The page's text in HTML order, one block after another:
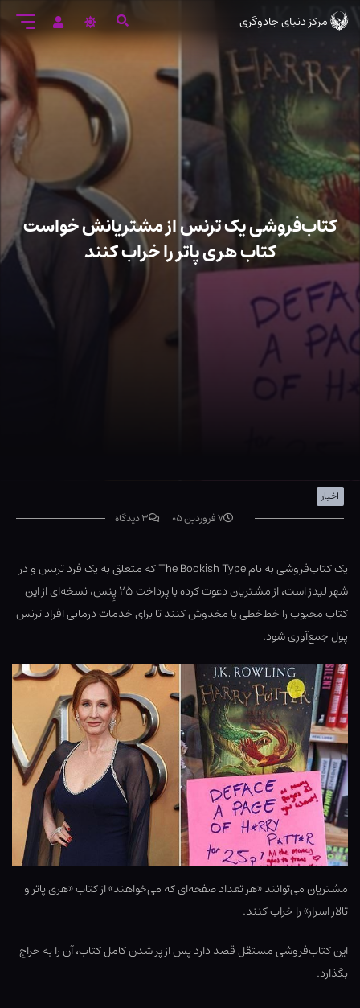
ورود
متن
اصلی
مرکز دنیای جادوگری
کتاب‌فروشی یک ترنس از مشتریانش خواست
کتاب هری پاتر را خراب کنند
اخبار
۷ فروردین ۰۵
۳ دیدگاه
یک کتاب‌فروشی به نام The Bookish Type که متعلق به یک فرد ترنس و در
شهر لیدز است، از مشتریان دعوت کرده با پرداخت ۲۵ پِنس، نسخه‌ای از این
کتاب محبوب را خط‌خطی یا مخدوش کنند تا برای خدمات درمانی افراد ترنس
پول جمع‌آوری شود.
مشتریان می‌توانند «هر تعداد صفحه‌ای که می‌خواهند» از کتاب «هری پاتر و
تالار اسرار» را خراب کنند.
این کتاب‌فروشی مستقل قصد دارد پس از پر شدن کامل کتاب، آن را به حراج
بگذارد.